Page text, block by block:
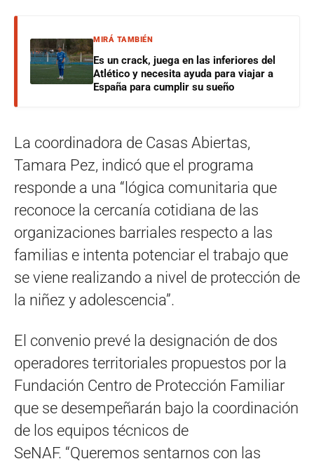
MIRÁ TAMBIÉN
Es un crack, juega en las inferiores del
Atlético y necesita ayuda para viajar a
España para cumplir su sueño
La coordinadora de Casas Abiertas,
Tamara Pez, indicó que el programa
responde a una “lógica comunitaria que
reconoce la cercanía cotidiana de las
organizaciones barriales respecto a las
familias e intenta potenciar el trabajo que
se viene realizando a nivel de protección de
la niñez y adolescencia”.
El convenio prevé la designación de dos
operadores territoriales propuestos por la
Fundación Centro de Protección Familiar
que se desempeñarán bajo la coordinación
de los equipos técnicos de
SeNAF. “Queremos sentarnos con las